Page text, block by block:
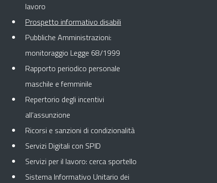
lavoro
Prospetto informativo disabili
Pubbliche Amministrazioni:
monitoraggio Legge 68/1999
Rapporto periodico personale
maschile e femminile
Repertorio degli incentivi
all’assunzione
Ricorsi e sanzioni di condizionalità
Servizi Digitali con SPID
Servizi per il lavoro: cerca sportello
Sistema Informativo Unitario dei